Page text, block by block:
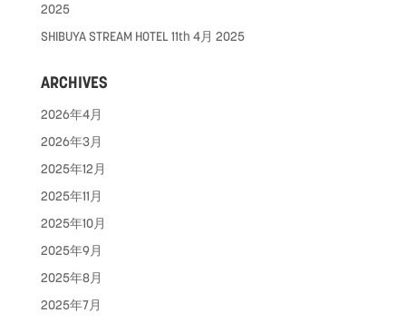
2025
SHIBUYA STREAM HOTEL11th 4月 2025
ARCHIVES
2026年4月
2026年3月
2025年12月
2025年11月
2025年10月
2025年9月
2025年8月
2025年7月